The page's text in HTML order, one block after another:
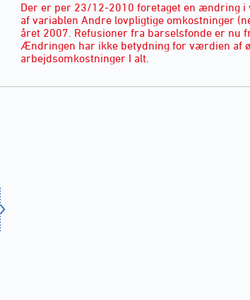
Der er per 23/12-2010 foretaget en ændring
af variablen Andre lovpligtige omkostninger
året 2007. Refusioner fra barselsfonde er nu
Ændringen har ikke betydning for værdien af
arbejdsomkostninger I alt.